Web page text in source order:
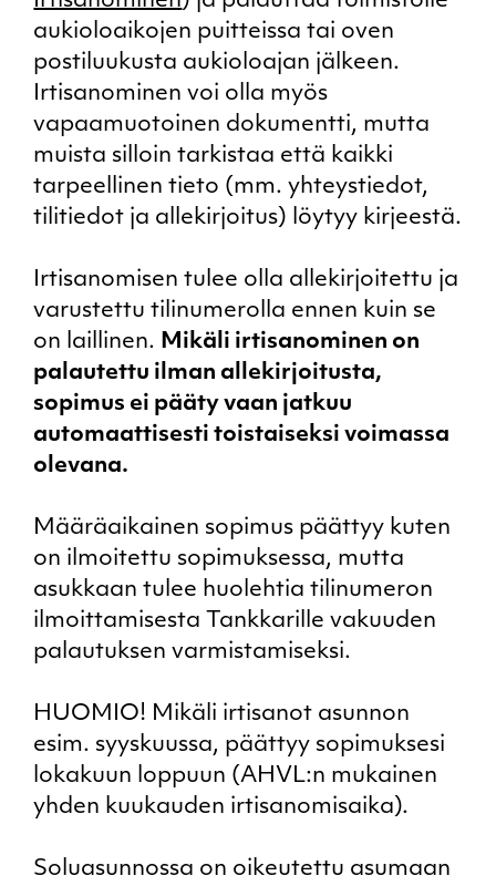
aukioloaikojen puitteissa tai oven
postiluukusta aukioloajan jälkeen.
Irtisanominen voi olla myös
vapaamuotoinen dokumentti, mutta
muista silloin tarkistaa että kaikki
tarpeellinen tieto (mm. yhteystiedot,
tilitiedot ja allekirjoitus) löytyy kirjeestä.
Irtisanomisen tulee olla allekirjoitettu ja
varustettu tilinumerolla ennen kuin se
on laillinen. Mikäli irtisanominen on
palautettu ilman allekirjoitusta,
sopimus ei pääty vaan jatkuu
automaattisesti toistaiseksi voimassa
olevana.
Määräaikainen sopimus päättyy kuten
on ilmoitettu sopimuksessa, mutta
asukkaan tulee huolehtia tilinumeron
ilmoittamisesta Tankkarille vakuuden
palautuksen varmistamiseksi.
HUOMIO! Mikäli irtisanot asunnon
esim. syyskuussa, päättyy sopimuksesi
lokakuun loppuun (AHVL:n mukainen
yhden kuukauden irtisanomisaika).
Soluasunnossa on oikeutettu asumaan